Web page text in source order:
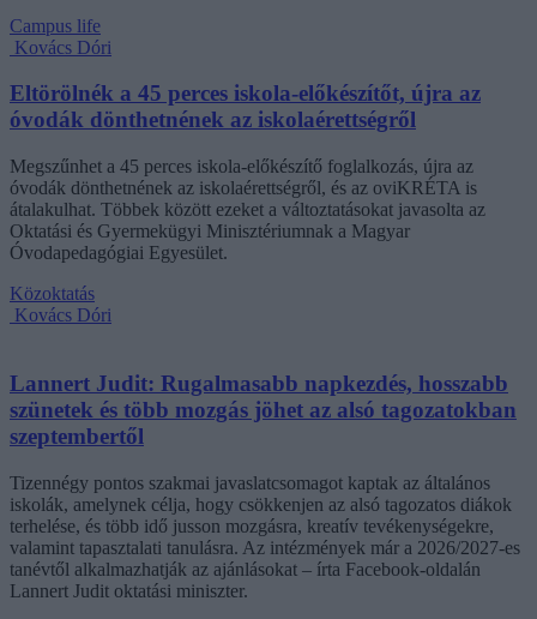
Campus life
Kovács Dóri
Eltörölnék a 45 perces iskola-előkészítőt, újra az
óvodák dönthetnének az iskolaérettségről
Megszűnhet a 45 perces iskola-előkészítő foglalkozás, újra az
óvodák dönthetnének az iskolaérettségről, és az oviKRÉTA is
átalakulhat. Többek között ezeket a változtatásokat javasolta az
Oktatási és Gyermekügyi Minisztériumnak a Magyar
Óvodapedagógiai Egyesület.
Közoktatás
Kovács Dóri
Lannert Judit: Rugalmasabb napkezdés, hosszabb
szünetek és több mozgás jöhet az alsó tagozatokban
szeptembertől
Tizennégy pontos szakmai javaslatcsomagot kaptak az általános
iskolák, amelynek célja, hogy csökkenjen az alsó tagozatos diákok
terhelése, és több idő jusson mozgásra, kreatív tevékenységekre,
valamint tapasztalati tanulásra. Az intézmények már a 2026/2027-es
tanévtől alkalmazhatják az ajánlásokat – írta Facebook-oldalán
Lannert Judit oktatási miniszter.